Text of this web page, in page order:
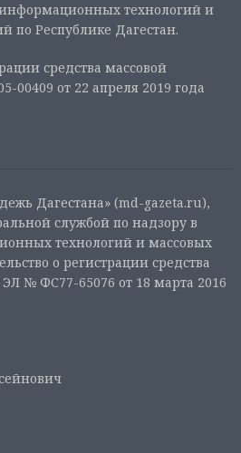
технологий и
по Республике Дагестан.
средства массовой
от 22 апреля 2019 года
Дагестана» (md-gazeta.ru),
службой по надзору в
технологий и массовых
о регистрации средства
№ ФС77-65076 от 18 марта 2016